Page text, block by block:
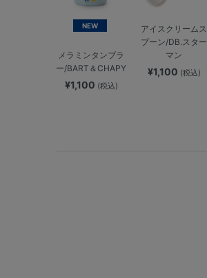
NEW
メラミンタンブラ
ー/BART＆CHAPY
¥1,100 (税込)
アイスクリームス
プーン/DB.スター
マン
¥1,100 (税込)